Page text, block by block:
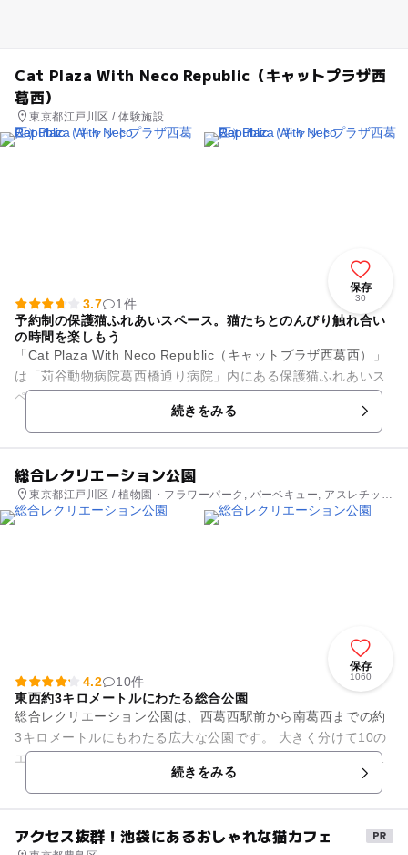
Cat Plaza With Neco Republic（キャットプラザ西
葛西）
東京都江戸川区 / 体験施設
保存
30
3.7
1件
予約制の保護猫ふれあいスペース。猫たちとのんびり触れ合い
の時間を楽しもう
「Cat Plaza With Neco Republic（キャットプラザ西葛西）」
は「苅谷動物病院葛西橋通り病院」内にある保護猫ふれあいス
ペースです。動物病院でしっかりと医療ケアを受け、ゆった...
続きをみる
総合レクリエーション公園
東京都江戸川区 / 植物園・フラワーパーク, バーベキュー, アスレチッ
ク, 公園・総合公園
保存
1060
4.2
10件
東西約3キロメートルにわたる総合公園
総合レクリエーション公園は、西葛西駅前から南葛西までの約
3キロメートルにもわたる広大な公園です。 大きく分けて10の
エリアを持つこの公園は、アスレチック、野球場、フラワーガ
続きをみる
アクセス抜群！池袋にあるおしゃれな猫カフェ